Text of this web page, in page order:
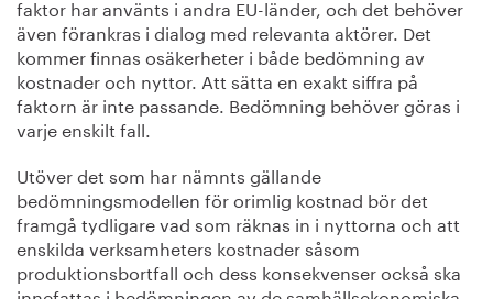
faktor har använts i andra EU-länder, och det behöver
även förankras i dialog med relevanta aktörer. Det
kommer finnas osäkerheter i både bedömning av
kostnader och nyttor. Att sätta en exakt siffra på
faktorn är inte passande. Bedömning behöver göras i
varje enskilt fall.
Utöver det som har nämnts gällande
bedömningsmodellen för orimlig kostnad bör det
framgå tydligare vad som räknas in i nyttorna och att
enskilda verksamheters kostnader såsom
produktionsbortfall och dess konsekvenser också ska